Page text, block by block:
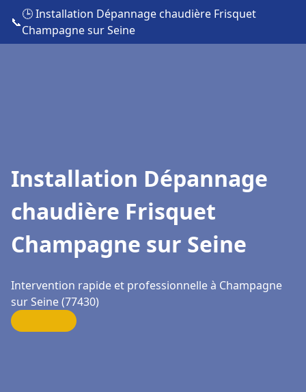
📞
🕒 Installation Dépannage chaudière Frisquet
Champagne sur Seine
Installation Dépannage
chaudière Frisquet
Champagne sur Seine
Intervention rapide et professionnelle à Champagne
sur Seine (77430)